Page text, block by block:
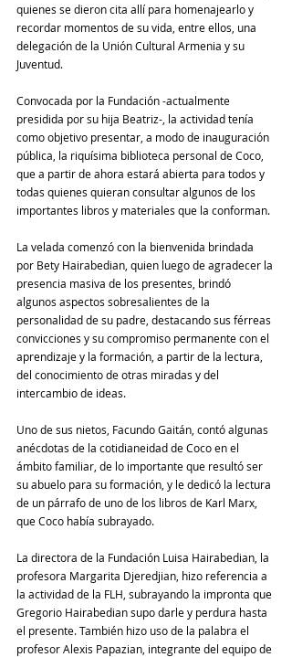
quienes se dieron cita allí para homenajearlo y
recordar momentos de su vida, entre ellos, una
delegación de la Unión Cultural Armenia y su
Juventud.
Convocada por la Fundación -actualmente
presidida por su hija Beatriz-, la actividad tenía
como objetivo presentar, a modo de inauguración
pública, la riquísima biblioteca personal de Coco,
que a partir de ahora estará abierta para todos y
todas quienes quieran consultar algunos de los
importantes libros y materiales que la conforman.
La velada comenzó con la bienvenida brindada
por Bety Hairabedian, quien luego de agradecer la
presencia masiva de los presentes, brindó
algunos aspectos sobresalientes de la
personalidad de su padre, destacando sus férreas
convicciones y su compromiso permanente con el
aprendizaje y la formación, a partir de la lectura,
del conocimiento de otras miradas y del
intercambio de ideas.
Uno de sus nietos, Facundo Gaitán, contó algunas
anécdotas de la cotidianeidad de Coco en el
ámbito familiar, de lo importante que resultó ser
su abuelo para su formación, y le dedicó la lectura
de un párrafo de uno de los libros de Karl Marx,
que Coco había subrayado.
La directora de la Fundación Luisa Hairabedian, la
profesora Margarita Djeredjian, hizo referencia a
la actividad de la FLH, subrayando la impronta que
Gregorio Hairabedian supo darle y perdura hasta
el presente. También hizo uso de la palabra el
profesor Alexis Papazian, integrante del equipo de